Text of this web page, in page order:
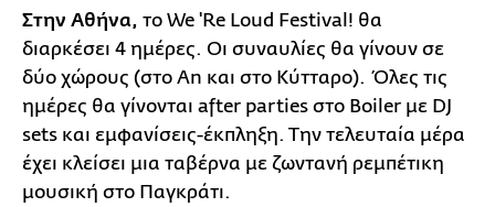
Στην Αθήνα, το We 'Re Loud Festival! θα
διαρκέσει 4 ημέρες. Οι συναυλίες θα γίνουν σε
δύο χώρους (στο An και στο Κύτταρο). Όλες τις
ημέρες θα γίνονται after parties στο Boiler με DJ
sets και εμφανίσεις-έκπληξη. Την τελευταία μέρα
έχει κλείσει μια ταβέρνα με ζωντανή ρεμπέτικη
μουσική στο Παγκράτι.